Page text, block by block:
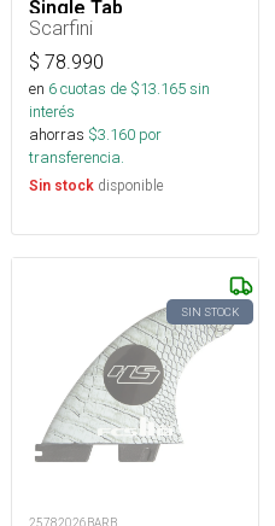
Single Tab
Scarfini
$ 78.990
en 6cuotas de $13.165sin
interés
ahorras $3.160 por
transferencia.
Sin stock disponible
SIN STOCK
25782026BARB